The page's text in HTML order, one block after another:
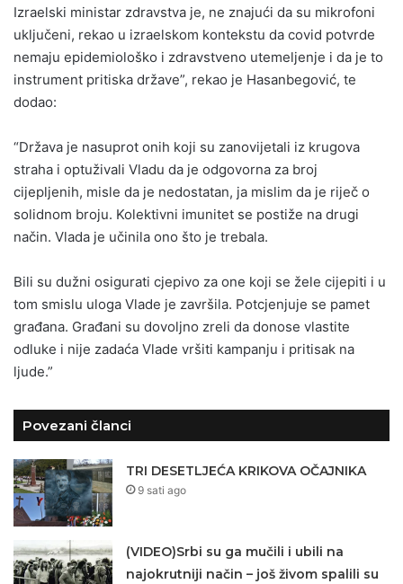
Izraelski ministar zdravstva je, ne znajući da su mikrofoni
uključeni, rekao u izraelskom kontekstu da covid potvrde
nemaju epidemiološko i zdravstveno utemeljenje i da je to
instrument pritiska države”, rekao je Hasanbegović, te
dodao:
“Država je nasuprot onih koji su zanovijetali iz krugova
straha i optuživali Vladu da je odgovorna za broj
cijepljenih, misle da je nedostatan, ja mislim da je riječ o
solidnom broju. Kolektivni imunitet se postiže na drugi
način. Vlada je učinila ono što je trebala.
Bili su dužni osigurati cjepivo za one koji se žele cijepiti i u
tom smislu uloga Vlade je završila. Potcjenjuje se pamet
građana. Građani su dovoljno zreli da donose vlastite
odluke i nije zadaća Vlade vršiti kampanju i pritisak na
ljude.”
Povezani članci
TRI DESETLJEĆA KRIKOVA OČAJNIKA
9 sati ago
(VIDEO)Srbi su ga mučili i ubili na
najokrutniji način – još živom spalili su